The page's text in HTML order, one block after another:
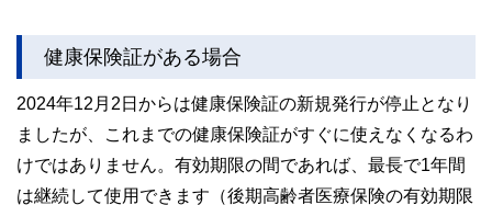
健康保険証がある場合
2024年12月2日からは健康保険証の新規発行が停止となり
ましたが、これまでの健康保険証がすぐに使えなくなるわ
けではありません。有効期限の間であれば、最長で1年間
は継続して使用できます（後期高齢者医療保険の有効期限